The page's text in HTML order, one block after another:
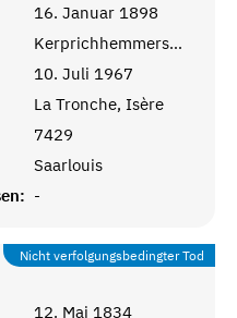
16. Januar 1898
Kerprichhemmersdorf, Saarlouis
10. Juli 1967
La Tronche, Isère
7429
Saarlouis
-
Nicht verfolgungsbedingter Tod
12. Mai 1834